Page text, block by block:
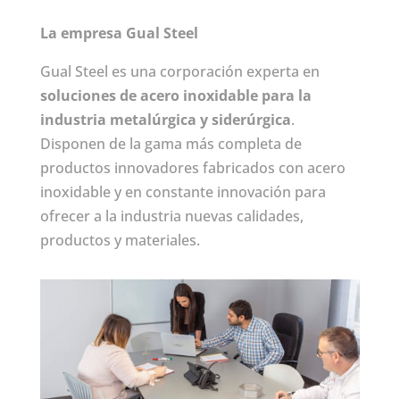
La empresa Gual Steel
Gual Steel es una corporación experta en
soluciones de acero inoxidable para la
industria metalúrgica y siderúrgica.
Disponen de la gama más completa de
productos innovadores fabricados con acero
inoxidable y en constante innovación para
ofrecer a la industria nuevas calidades,
productos y materiales.